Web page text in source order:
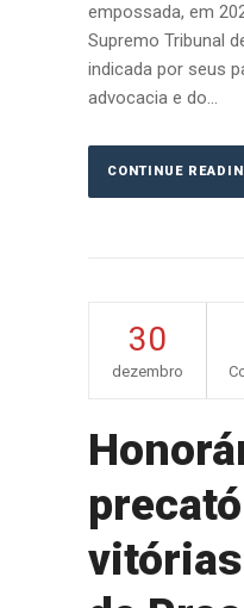
empossada, em
Supremo Tribunal
indicada por seus
advocacia e do...
CONTINUE
30
dezembro